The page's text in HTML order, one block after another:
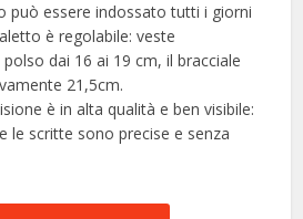
può essere indossato tutti i giorni
è regolabile: veste
dai 16 ai 19 cm, il bracciale
21,5cm.
è in alta qualità e ben visibile:
le scritte sono precise e senza